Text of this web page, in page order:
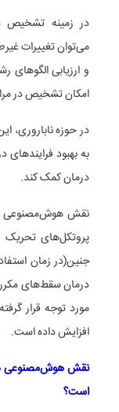
در زمینه تشخیص
می‌توان تغییرات
و ارزیابی الگوهای
امکان تشخیص در
در حوزه ناباروری،
به بهبود
درمان کمک کند.
نقش هوش‌مصنوعی
پروتکل‌های تحریک
درمان سقط‌های مکرر
مورد توجه قرار
افزایش داده است.
نقش هوش‌مصنوعی در
است؟